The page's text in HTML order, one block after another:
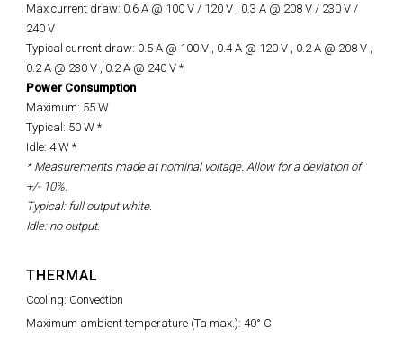
Max current draw: 0.6 A @ 100 V / 120 V , 0.3 A @ 208 V / 230 V /
240 V
Typical current draw: 0.5 A @ 100 V , 0.4 A @ 120 V , 0.2 A @ 208 V ,
0.2 A @ 230 V , 0.2 A @ 240 V *
Power Consumption
Maximum: 55 W
Typical: 50 W *
Idle: 4 W *
* Measurements made at nominal voltage. Allow for a deviation of
+/- 10%.
Typical: full output white.
Idle: no output.
THERMAL
Cooling: Convection
Maximum ambient temperature (Ta max.): 40° C